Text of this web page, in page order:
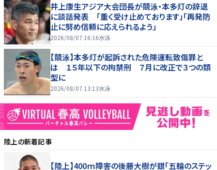
井上康生アジア大会団長が競泳・本多灯の辞退
に談話発表 「重く受け止めております」「再発防
止に努め信頼に応えられるよう」
2026/08/07 16:16水泳
【競泳】本多灯が起訴された危険運転致傷罪と
は １５年以下の拘禁刑 ７月に改正で３つの類
型に
2026/08/07 13:13水泳
陸上の新着記事
【陸上】400ｍ障害の後藤大樹が銀「五輪のステッ